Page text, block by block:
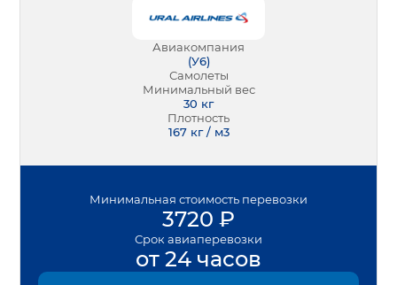
Авиакомпания
(У6)
Самолеты
Минимальный вес
30 кг
Плотность
167 кг / м3
Минимальная стоимость перевозки
3720 ₽
Срок авиаперевозки
от 24 часов